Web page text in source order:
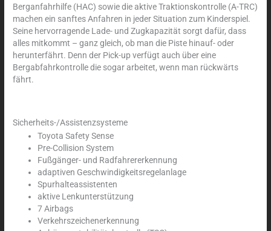
Berganfahrhilfe (HAC) sowie die aktive Traktionskontrolle (A-TRC)
machen ein sanftes Anfahren in jeder Situation zum Kinderspiel.
Seine hervorragende Lade- und Zugkapazität sorgt dafür, dass
alles mitkommt – ganz gleich, ob man die Piste hinauf- oder
herunterfährt. Denn der Pick-up verfügt auch über eine
Bergabfahrkontrolle die sogar arbeitet, wenn man rückwärts
fährt.
Sicherheits-/Assistenzsysteme
Toyota Safety Sense
Pre-Collision System
Fußgänger- und Radfahrererkennung
adaptiven Geschwindigkeitsregelanlage
Spurhalteassistenten
aktive Lenkunterstützung
7 Airbags
Verkehrszeichenerkennung